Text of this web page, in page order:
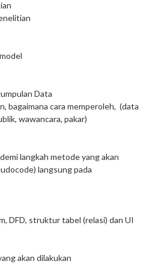
Data
bagaimana cara memperoleh, (data
wawancara, pakar)
langkah metode yang akan
langsung pada
DFD, struktur tabel (relasi) dan UI
akan dilakukan